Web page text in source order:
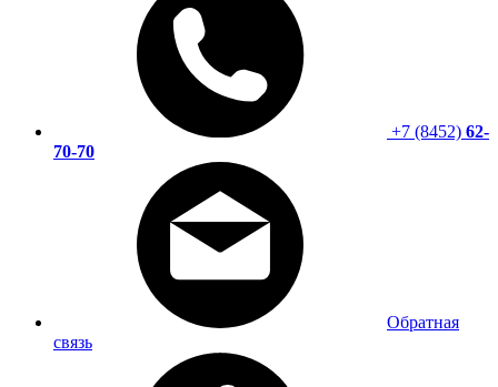
+7 (8452) 62-
70-70
Обратная
связь